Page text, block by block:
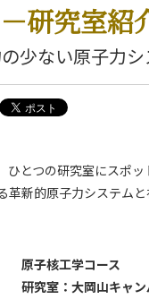
研究室紹
少ない原子力シ
ひとつの研究室にスポ
革新的原子力システム
原子核工学コース
研究室：大岡山キャ